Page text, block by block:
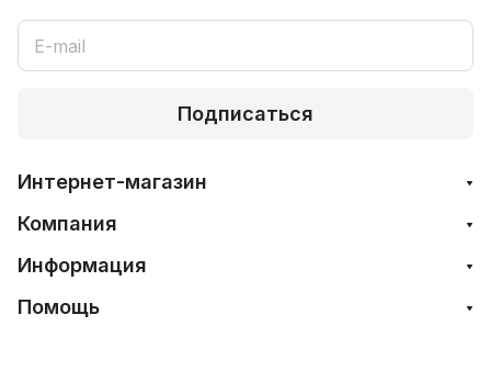
Подписаться
Интернет-магазин
Компания
Информация
Помощь